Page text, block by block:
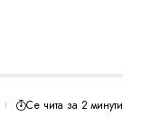
Се чита за 2 минути